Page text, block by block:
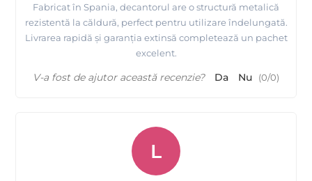
Fabricat în Spania, decantorul are o structură metalică
rezistentă la căldură, perfect pentru utilizare îndelungată.
Livrarea rapidă și garanția extinsă completează un pachet
excelent.
V-a fost de ajutor această recenzie? Da Nu (0/0)
L